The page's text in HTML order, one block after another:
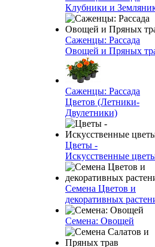
Клубники и
Саженцы: Рассада
Овощей и Пряных
Саженцы: Рассада
Цветов (Летники-
Двулетники)
Цветы -
Искусственные
Семена Цветов и
декоративных
Семена: Овощей